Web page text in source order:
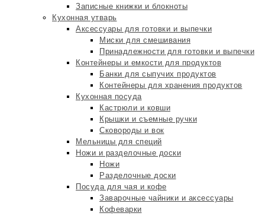
Записные книжки и блокноты
Кухонная утварь
Аксессуары для готовки и выпечки
Миски для смешивания
Принадлежности для готовки и выпечки
Контейнеры и емкости для продуктов
Банки для сыпучих продуктов
Контейнеры для хранения продуктов
Кухонная посуда
Кастрюли и ковши
Крышки и съемные ручки
Сковороды и вок
Мельницы для специй
Ножи и разделочные доски
Ножи
Разделочные доски
Посуда для чая и кофе
Заварочные чайники и аксессуары
Кофеварки